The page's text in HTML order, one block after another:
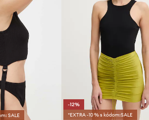
SALE
-12%
*EXTRA -10 % s kódom:SALE